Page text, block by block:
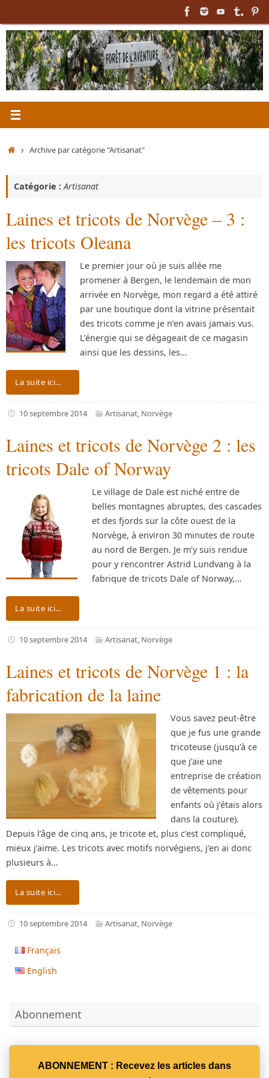
au
contenu
Accueil
Archive par catégorie "Artisanat"
Catégorie :Artisanat
Laines et tricots de Norvège – 3 :
les tricots Oleana
Le premier jour où je suis allée me
promener à Bergen, le lendemain de mon
arrivée en Norvège, mon regard a été attiré
par une boutique dont la vitrine présentait
des tricots comme je n’en avais jamais vus.
L’énergie qui se dégageait de ce magasin
ainsi que les dessins, les…
La suite ici…
10 septembre 2014 Artisanat, Norvège
Laines et tricots de Norvège 2 : les
tricots Dale of Norway
Le village de Dale est niché entre de
belles montagnes abruptes, des cascades
et des fjords sur la côte ouest de la
Norvège, à environ 30 minutes de route
au nord de Bergen. Je m’y suis rendue
pour y rencontrer Astrid Lundvang à la
fabrique de tricots Dale of Norway,…
La suite ici…
10 septembre 2014 Artisanat, Norvège
Laines et tricots de Norvège 1 : la
fabrication de la laine
Vous savez peut-être
que je fus une grande
tricoteuse (jusqu’à ce
que j’aie une
entreprise de création
de vêtements pour
enfants où j’étais alors
dans la couture).
Depuis l’âge de cinq ans, je tricote et, plus c’est compliqué,
mieux j’aime. Les tricots avec motifs norvégiens, j’en ai donc
plusieurs à…
La suite ici…
10 septembre 2014 Artisanat Norvège
Français
English
Abonnement
ABONNEMENT : Recevez les articles dans